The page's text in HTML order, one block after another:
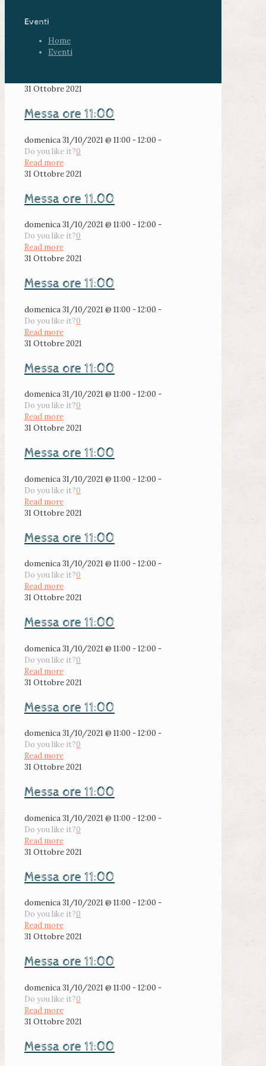
Eventi
Home
Eventi
31 Ottobre 2021
Messa ore 11:00
domenica 31/10/2021 @ 11:00 - 12:00 -
Do you like it?0
Read more
31 Ottobre 2021
Messa ore 11.00
domenica 31/10/2021 @ 11:00 - 12:00 -
Do you like it?0
Read more
31 Ottobre 2021
Messa ore 11:00
domenica 31/10/2021 @ 11:00 - 12:00 -
Do you like it?0
Read more
31 Ottobre 2021
Messa ore 11:00
domenica 31/10/2021 @ 11:00 - 12:00 -
Do you like it?0
Read more
31 Ottobre 2021
Messa ore 11:00
domenica 31/10/2021 @ 11:00 - 12:00 -
Do you like it?0
Read more
31 Ottobre 2021
Messa ore 11:00
domenica 31/10/2021 @ 11:00 - 12:00 -
Do you like it?0
Read more
31 Ottobre 2021
Messa ore 11:00
domenica 31/10/2021 @ 11:00 - 12:00 -
Do you like it?0
Read more
31 Ottobre 2021
Messa ore 11:00
domenica 31/10/2021 @ 11:00 - 12:00 -
Do you like it?0
Read more
31 Ottobre 2021
Messa ore 11:00
domenica 31/10/2021 @ 11:00 - 12:00 -
Do you like it?0
Read more
31 Ottobre 2021
Messa ore 11:00
domenica 31/10/2021 @ 11:00 - 12:00 -
Do you like it?0
Read more
31 Ottobre 2021
Messa ore 11:00
domenica 31/10/2021 @ 11:00 - 12:00 -
Do you like it?0
Read more
31 Ottobre 2021
Messa ore 11:00